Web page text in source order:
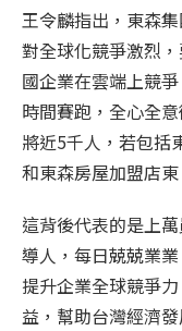
王令麟指出，東森
對全球化競爭激烈
國企業在雲端上競
時間賽跑，全心全
將近5千人，若包括
和東森房屋加盟店
這背後代表的是上
導人，每日兢兢業
提升企業全球競爭
益，幫助台灣經濟發